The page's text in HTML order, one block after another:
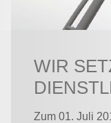
WIR
Zum 01. Juli